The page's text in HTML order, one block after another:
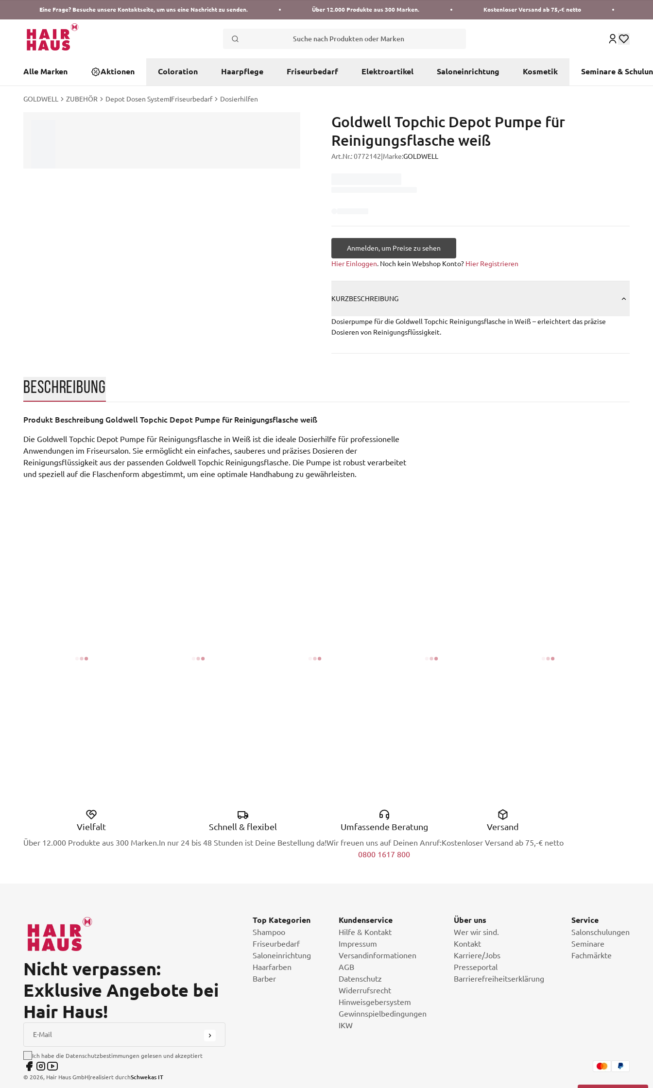
Eine Frage? Besuche unsere Kontaktseite, um uns eine Nachricht zu senden. Über 12.000 Produkte aus 300 Marken. Kostenloser Versand ab 75,-€ netto
Suche nach Produkten oder Marken
Alle Marken Aktionen Coloration Haarpflege Friseurbedarf Elektroartikel Saloneinrichtung Kosmetik Seminare &
GOLDWELL ZUBEHÖR Depot Dosen System|Friseurbedarf Dosierhilfen
Goldwell Topchic Depot Pumpe für
Reinigungsflasche weiß
Art.Nr.:0772142 Marke:GOLDWELL
Anmelden, um Preise zu sehen
Hier Einloggen. Noch kein Webshop Konto? Hier Registrieren
KURZBESCHREIBUNG
Dosierpumpe für die Goldwell Topchic Reinigungsflasche in Weiß – erleichtert das präzise
Dosieren von Reinigungsflüssigkeit.
BESCHREIBUNG
Produkt Beschreibung Goldwell Topchic Depot Pumpe für Reinigungsflasche weiß
Die Goldwell Topchic Depot Pumpe für Reinigungsflasche in Weiß ist die ideale Dosierhilfe für professionelle
Anwendungen im Friseursalon. Sie ermöglicht ein einfaches, sauberes und präzises Dosieren der
Reinigungsflüssigkeit aus der passenden Goldwell Topchic Reinigungsflasche. Die Pumpe ist robust verarbeitet
und speziell auf die Flaschenform abgestimmt, um eine optimale Handhabung zu gewährleisten.
Vielfalt
Über 12.000 Produkte aus 300 Marken.
Schnell & flexibel
In nur 24 bis 48 Stunden ist Deine Bestellung da!
Umfassende Beratung
Wir freuen uns auf Deinen Anruf:
0800 1617 800
Versand
Kostenloser Versand ab 75,-€ netto
Nicht verpassen:
Exklusive Angebote bei
Hair Haus!
E-Mail
Ich habe die Datenschutzbestimmungen gelesen und akzeptiert
Top Kategorien
Shampoo
Friseurbedarf
Saloneinrichtung
Haarfarben
Barber
Kundenservice
Hilfe & Kontakt
Impressum
Versandinformationen
AGB
Datenschutz
Widerrufsrecht
Hinweisgebersystem
Gewinnspielbedingungen
IKW
Über uns
Wer wir sind.
Kontakt
Karriere/Jobs
Presseportal
Barrierefreiheitserklärung
Service
Salonschulungen
Seminare
Fachmärkte
© 2026, Hair Haus GmbH|realisiert durchSchwekas IT